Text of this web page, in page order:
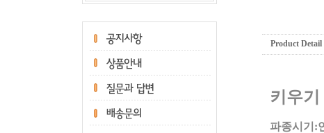
Product Detail
키우기
파종시기: